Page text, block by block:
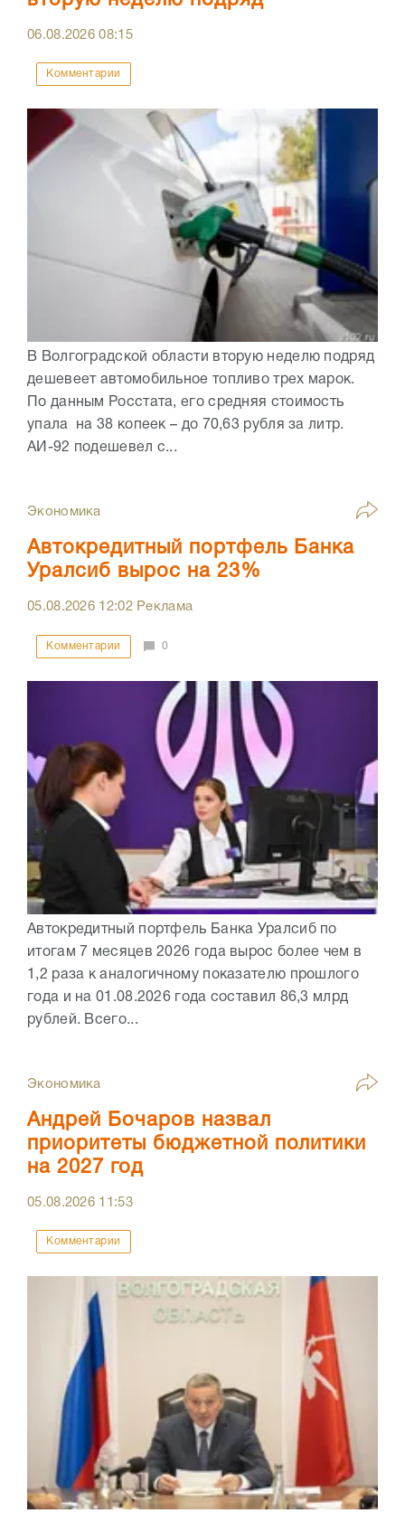
06.08.202608:15
Комментарии
В Волгоградской области вторую неделю подряд
дешевеет автомобильное топливо трех марок.
По данным Росстата, его средняя стоимость
упала на 38 копеек – до 70,63 рубля за литр.
АИ-92 подешевел с...
Экономика
Автокредитный портфель Банка
Уралсиб вырос на 23%
05.08.2026 12:02Реклама
Комментарии 0
Автокредитный портфель Банка Уралсиб по
итогам 7 месяцев 2026 года вырос более чем в
1,2 раза к аналогичному показателю прошлого
года и на 01.08.2026 года составил 86,3 млрд
рублей. Всего...
Экономика
Андрей Бочаров назвал
приоритеты бюджетной политики
на 2027 год
05.08.2026 11:53
Комментарии